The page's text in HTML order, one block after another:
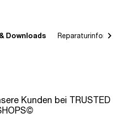
Downloads
Kunden bei TRUSTED